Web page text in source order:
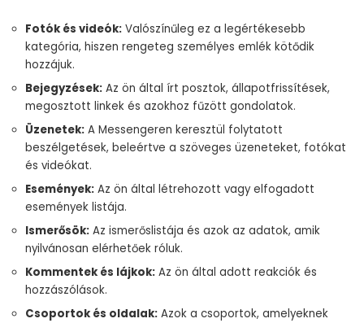
Fotók és videók: Valószínűleg ez a legértékesebb
kategória, hiszen rengeteg személyes emlék kötődik
hozzájuk.
Bejegyzések: Az ön által írt posztok, állapotfrissítések,
megosztott linkek és azokhoz fűzött gondolatok.
Üzenetek: A Messengeren keresztül folytatott
beszélgetések, beleértve a szöveges üzeneteket, fotókat
és videókat.
Események: Az ön által létrehozott vagy elfogadott
események listája.
Ismerősök: Az ismerőslistája és azok az adatok, amik
nyilvánosan elérhetőek róluk.
Kommentek és lájkok: Az ön által adott reakciók és
hozzászólások.
Csoportok és oldalak: Azok a csoportok, amelyeknek